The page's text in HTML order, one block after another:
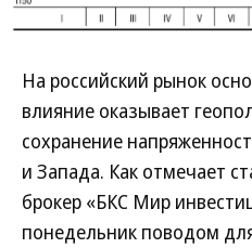
На российский рынок
влияние оказывает
сохранение
и Запада. Как отмечает
брокер «БКС Мир
понедельник поводом